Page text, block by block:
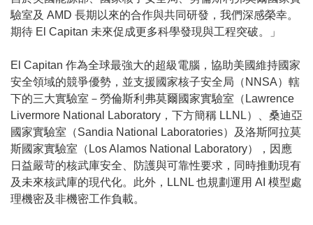
驗室及 AMD 長期以來的合作與共同研發，我們深感榮幸。
期待 El Capitan 未來促成更多科學發現與工程突破。」
El Capitan 作為全球最強大的超級電腦，協助美國維持國家
安全領域的競爭優勢，並支援國家核子安全局（NNSA）轄
下的三大實驗室－勞倫斯利弗莫爾國家實驗室（Lawrence
Livermore National Laboratory，下方簡稱 LLNL）、桑迪亞
國家實驗室（Sandia National Laboratories）及洛斯阿拉莫
斯國家實驗室（Los Alamos National Laboratory），因應
日益嚴苛的核武庫安全、防護與可靠性要求，同時推動現有
及未來核武庫的現代化。此外，LLNL 也規劃運用 AI 模型處
理機密及非機密工作負載。